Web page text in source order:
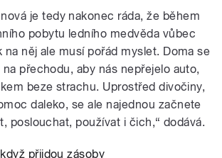
je tedy nakonec ráda, že během
pobytu ledního medvěda vůbec
na něj ale musí pořád myslet. Doma se
přechodu, aby nás nepřejelo auto,
beze strachu. Uprostřed divočiny,
daleko, se ale najednou začnete
poslouchat, používat i čich,“ dodává.